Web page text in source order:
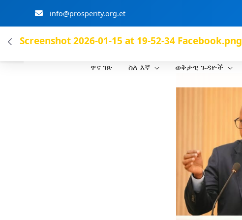
info@prosperity.org.et
ብልፅግና ፓርቲ
ዋና ገጽ ስለ እኛ ወቅታዊ ጉዳዮች
Screenshot 2026-01-15 at 19-52-34 Facebook.png